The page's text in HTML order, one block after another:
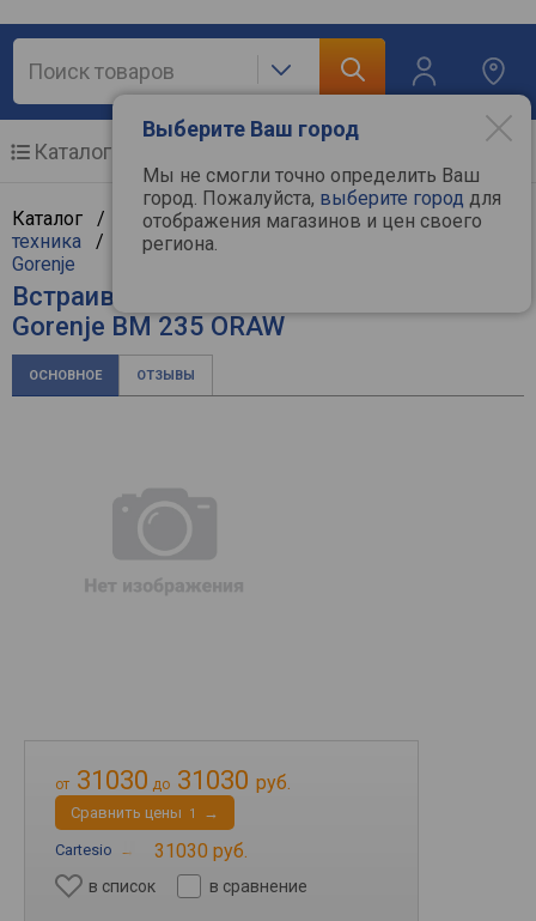
Выберите Ваш город
Мы не смогли точно определить Ваш
город. Пожалуйста, выберите город для
отображения магазинов и цен своего
региона.
Каталог
Каталог / Крупная бытовая техника/Встраиваемая
техника / Встраиваемые микроволновые печи
Gorenje
Встраиваемая микроволновая печь
Gorenje BM 235 ORAW
ОСНОВНОЕ ОТЗЫВЫ
от 31030 до 31030 руб.
Cравнить цены 1 →
Cartesio → 31030 руб.
в список в сравнение